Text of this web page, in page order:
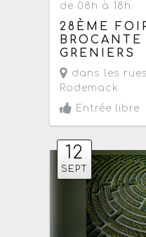
de 08h à 18h
28ÈME
GRENIERS
dans les
Rodemack
Entrée libre
12
SEPT